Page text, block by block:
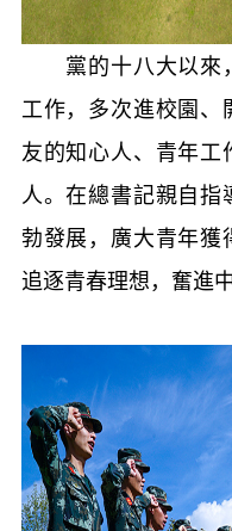
黨的十八大以來
工作，多次進校園、
友的知心人、青年
人。在總書記親自
勃發展，廣大青年獲
追逐青春理想，奮進